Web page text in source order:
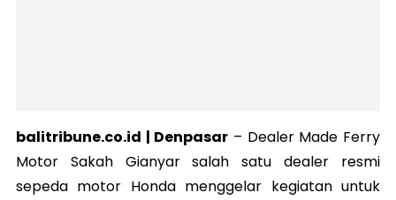
balitribune.co.id | Denpasar – Dealer Made Ferry
Motor Sakah Gianyar salah satu dealer resmi
sepeda motor Honda menggelar kegiatan untuk